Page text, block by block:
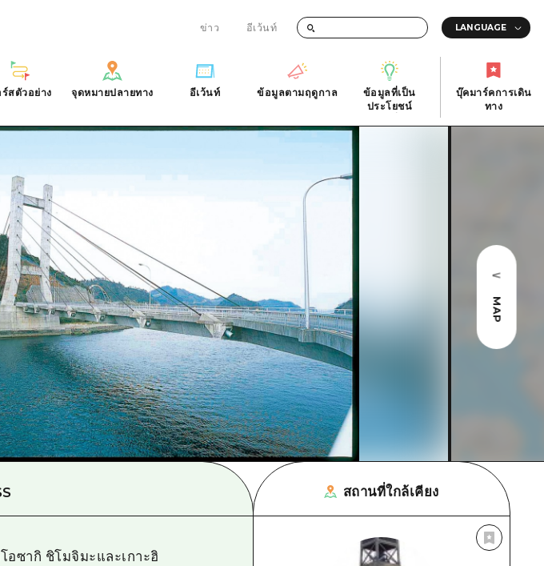
ข่าว อีเว้นท์
ประสบการณ์ / ในการเรียนรู้
มาตรฐาน
ประวัติศาสตร์ / วัฒนธรรม
การรักษา
ธรรมชาติ
ร์สตัวอย่าง
อากิ
บิงโก
บิโฮค
เกโฮค
บริเวณรอบๆ มิยาจิมะ
ยามากุจิตะวันออก
จุดหมายปลายทาง
บริเวณรอบเมืองฮิโรชิม่า
อากิ
บิงโก
บิโฮคุ
เกโฮคุ
บริเวณรอบๆ มิยาจิมะ
ยามากุจิตะวันออก
จังหวัดเอฮิเมะ
ชิมาเนะ
อีเว้นท์
ข้อมูลตามฤดูกาล
ข้อมูลที่เป็น
ประโยชน์
ดวก
TRAVELPAL International
ไกด์อาสาสมัครไ
วิดีโอฮิโรชิม่า
คำถามที่พบบ่อย
ดาวน์โหลดรูปภาพ
ข้อมูลการขนส่งระหว่างเกิดภัยพิบัติ
บุ๊คมาร์คการเดิน
ทาง
ดาวน์โหลดรูปภาพ
ข้อมูลการขนส่งระหว่างเกิดภัยพิบัติ
MAP
อซากิ ชิโมจิมะและเกาะฮิ
สถานที่ใกล้เคียง